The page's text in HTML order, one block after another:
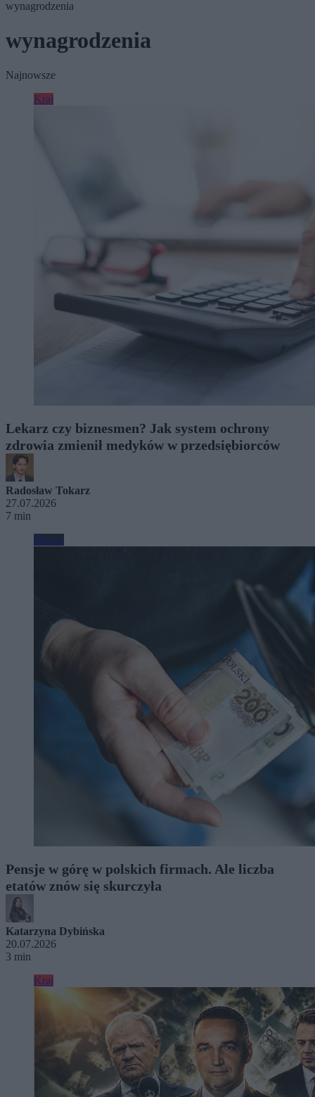
wynagrodzenia
wynagrodzenia
Najnowsze
Kraj
Lekarz czy biznesmen? Jak system ochrony
zdrowia zmienił medyków w przedsiębiorców
Radosław Tokarz
27.07.2026
7 min
Biznes
Pensje w górę w polskich firmach. Ale liczba
etatów znów się skurczyła
Katarzyna Dybińska
20.07.2026
3 min
Kraj